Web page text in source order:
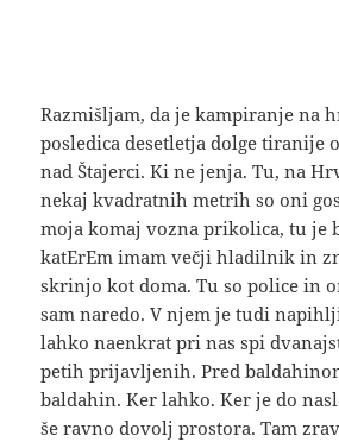
Razmišljam, da je kampiranje na
posledica desetletja dolge tiranije
nad Štajerci. Ki ne jenja. Tu, na
nekaj kvadratnih metrih so oni
moja komaj vozna prikolica, tu je
katErEm imam večji hladilnik in
skrinjo kot doma. Tu so police in
sam naredo. V njem je tudi
lahko naenkrat pri nas spi
petih prijavljenih. Pred
baldahin. Ker lahko. Ker je do
še ravno dovolj prostora. Tam